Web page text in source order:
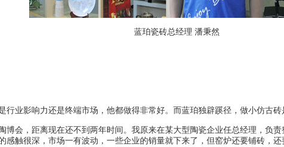
蓝珀瓷砖总经理 潘秉然
行业影响力还是终端市场，他都做得非常好。而蓝珀独辟蹊径，做小仿古砖
会，距离现在还不到两年时间。我原来在某大型陶瓷企业任总经理，负
触很深，市场一有波动，一些企业的销量就下来了，但窑炉还要铺砖，